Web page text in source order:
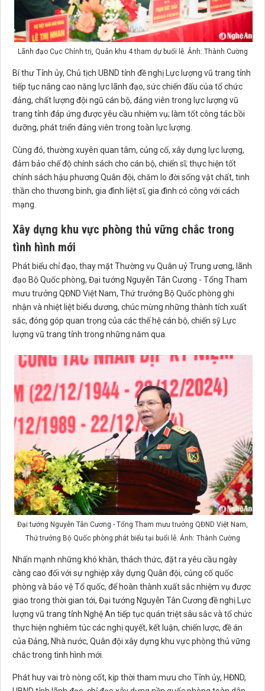
Lãnh đạo Cục Chính trị, Quân khu 4 tham dự buổi lễ. Ảnh: Thành Cường
Bí thư Tỉnh ủy, Chủ tịch UBND tỉnh đề nghị Lực lượng vũ trang tỉnh
tiếp tục nâng cao năng lực lãnh đạo, sức chiến đấu của tổ chức
đảng, chất lượng đội ngũ cán bộ, đảng viên trong lực lượng vũ
trang tỉnh đáp ứng được yêu cầu nhiệm vụ; làm tốt công tác bồi
dưỡng, phát triển đảng viên trong toàn lực lượng.
Cùng đó, thường xuyên quan tâm, củng cố, xây dựng lực lượng,
đảm bảo chế độ chính sách cho cán bộ, chiến sĩ; thực hiện tốt
chính sách hậu phương Quân đội, chăm lo đời sống vật chất, tinh
thần cho thương binh, gia đình liệt sĩ, gia đình có công với cách
mạng.
Xây dựng khu vực phòng thủ vững chắc trong
tình hình mới
Phát biểu chỉ đạo, thay mặt Thường vụ Quân uỷ Trung ương, lãnh
đạo Bộ Quốc phòng, Đại tướng Nguyễn Tân Cương - Tổng Tham
mưu trưởng QĐND Việt Nam, Thứ trưởng Bộ Quốc phòng ghi
nhận và nhiệt liệt biểu dương, chúc mừng những thành tích xuất
sắc, đóng góp quan trọng của các thế hệ cán bộ, chiến sỹ Lực
lượng vũ trang tỉnh trong những năm qua.
Đại tướng Nguyễn Tân Cương - Tổng Tham mưu trưởng QĐND Việt Nam,
Thứ trưởng Bộ Quốc phòng phát biểu tại buổi lễ. Ảnh: Thành Cường
Nhấn mạnh những khó khăn, thách thức, đặt ra yêu cầu ngày
càng cao đối với sự nghiệp xây dựng Quân đội, củng cố quốc
phòng và bảo vệ Tổ quốc, để hoàn thành xuất sắc nhiệm vụ được
giao trong thời gian tới, Đại tướng Nguyễn Tân Cương đề nghị Lực
lượng vũ trang tỉnh Nghệ An tiếp tục quán triệt sâu sắc và tổ chức
thực hiện nghiêm túc các nghị quyết, kết luận, chiến lược, đề án
của Đảng, Nhà nước, Quân đội xây dựng khu vực phòng thủ vững
chắc trong tình hình mới.
Phát huy vai trò nòng cốt, kịp thời tham mưu cho Tỉnh ủy, HĐND,